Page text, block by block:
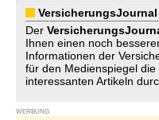
Der
Ihnen einen noch
Informationen der
für den Medienspiegel
interessanten Artikeln
WERBUNG